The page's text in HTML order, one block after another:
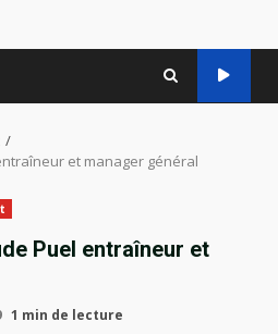
et manager général
Puel entraîneur et
1 min de lecture